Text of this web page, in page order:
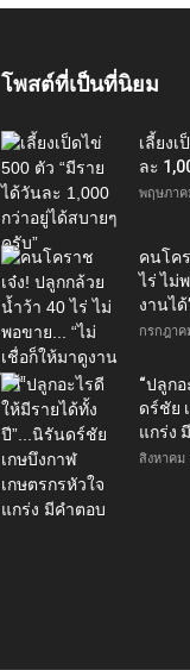
โพสต์ที่เป็นที่นิยม
เลี้ยง
ละ
พฤษภาค
คนโค
ไร่ ไม่
งานได้
กรกฎาค
“ปลูก
ดร์ชัย
แกร่ง
สิงหาคม